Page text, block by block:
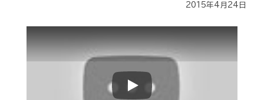
2015年4月24日
Play